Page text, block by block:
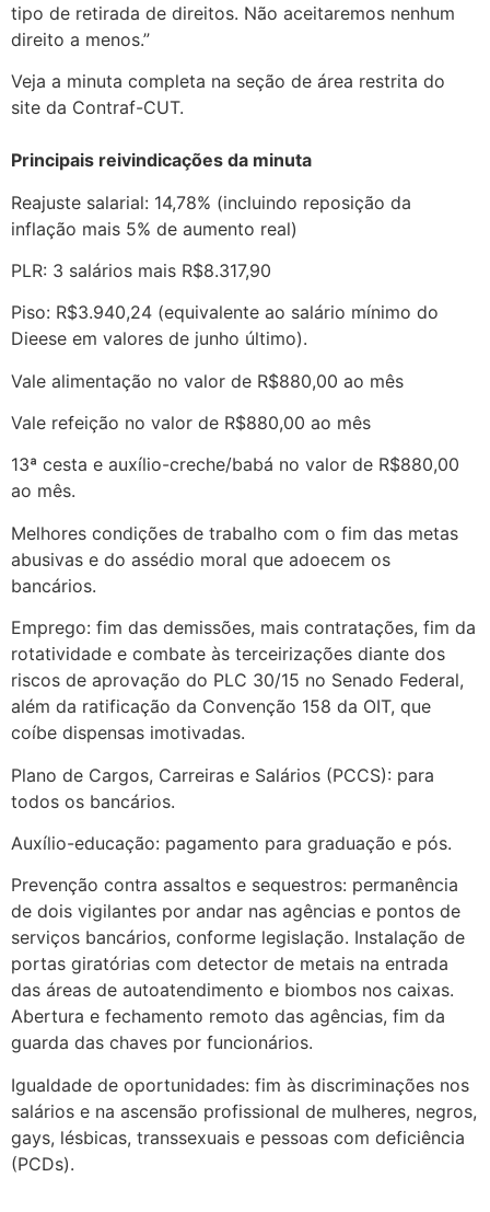
tipo de retirada de direitos. Não aceitaremos nenhum
direito a menos.”
Veja a minuta completa na seção de área restrita do
site da Contraf-CUT.
Principais reivindicações da minuta
Reajuste salarial: 14,78% (incluindo reposição da
inflação mais 5% de aumento real)
PLR: 3 salários mais R$8.317,90
Piso: R$3.940,24 (equivalente ao salário mínimo do
Dieese em valores de junho último).
Vale alimentação no valor de R$880,00 ao mês
Vale refeição no valor de R$880,00 ao mês
13ª cesta e auxílio-creche/babá no valor de R$880,00
ao mês.
Melhores condições de trabalho com o fim das metas
abusivas e do assédio moral que adoecem os
bancários.
Emprego: fim das demissões, mais contratações, fim da
rotatividade e combate às terceirizações diante dos
riscos de aprovação do PLC 30/15 no Senado Federal,
além da ratificação da Convenção 158 da OIT, que
coíbe dispensas imotivadas.
Plano de Cargos, Carreiras e Salários (PCCS): para
todos os bancários.
Auxílio-educação: pagamento para graduação e pós.
Prevenção contra assaltos e sequestros: permanência
de dois vigilantes por andar nas agências e pontos de
serviços bancários, conforme legislação. Instalação de
portas giratórias com detector de metais na entrada
das áreas de autoatendimento e biombos nos caixas.
Abertura e fechamento remoto das agências, fim da
guarda das chaves por funcionários.
Igualdade de oportunidades: fim às discriminações nos
salários e na ascensão profissional de mulheres, negros,
gays, lésbicas, transsexuais e pessoas com deficiência
(PCDs).